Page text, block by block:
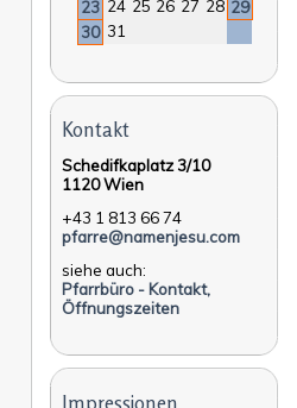
23 24 25 26 27 28 29
30 31
Kontakt
Schedifkaplatz 3/10
1120 Wien
+43 1 813 66 74
pfarre@namenjesu.com
siehe auch:
Pfarrbüro - Kontakt,
Öffnungszeiten